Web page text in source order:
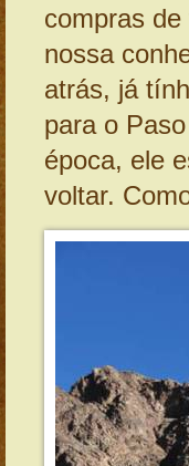
compras
nossa
atrás, já
para o
época, ele
voltar.